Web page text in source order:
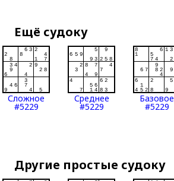
Ещё судоку
Сложное
#5229
Среднее
#5229
Базовое
#5229
Другие простые судоку